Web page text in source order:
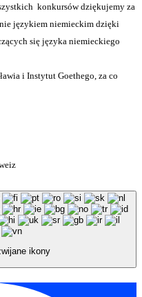
konkursów dziękujemy za
językiem niemieckim dzięki
się języka niemieckiego
i Instytut Goethego, za co